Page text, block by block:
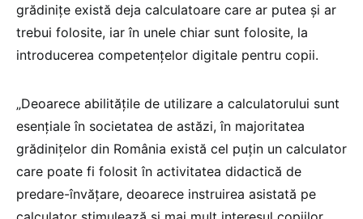
grădinițe există deja calculatoare care ar putea și ar
trebui folosite, iar în unele chiar sunt folosite, la
introducerea competențelor digitale pentru copii.
„Deoarece abilităţile de utilizare a calculatorului sunt
esențiale în societatea de astăzi, în majoritatea
grădiniţelor din România există cel puţin un calculator
care poate fi folosit în activitatea didactică de
predare-învăţare, deoarece instruirea asistată pe